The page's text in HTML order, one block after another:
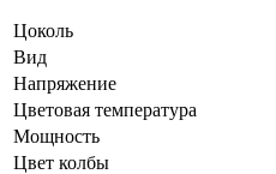
Цоколь
Вид
Напряжение
Цветовая температура
Мощность
Цвет колбы